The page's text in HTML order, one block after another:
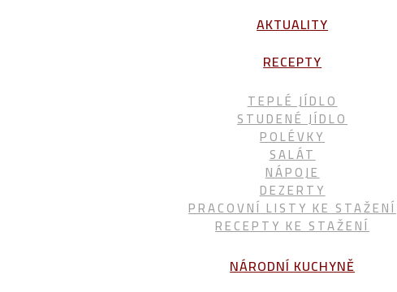
AKTUALITY
RECEPTY
TEPLÉ JÍDLO
STUDENÉ JÍDLO
POLÉVKY
SALÁT
NÁPOJE
DEZERTY
PRACOVNÍ LISTY KE STAŽENÍ
RECEPTY KE STAŽENÍ
NÁRODNÍ KUCHYNĚ